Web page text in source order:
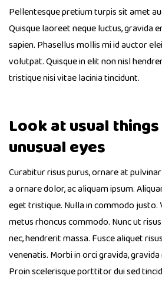
Pellentesque pretium turpis sit amet
Quisque laoreet neque luctus, gravida
sapien. Phasellus mollis mi id auctor
volutpat. Quisque in elit non nisl
tristique nisi vitae lacinia tincidunt.
Look at usual
unusual eyes
Curabitur risus purus, ornare at
a ornare dolor, ac aliquam ipsum.
eget tristique. Nulla in commodo justo.
metus rhoncus commodo. Nunc ut
nec, hendrerit massa. Fusce aliquet
venenatis. Morbi in orci gravida,
Proin scelerisque porttitor dui sed